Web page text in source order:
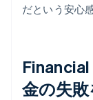
だという安心
金の失